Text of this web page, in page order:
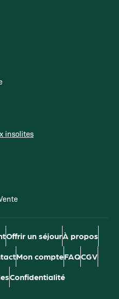
insolites
Offrir un séjourÀ propos
Mon compteFAQCGV
Confidentialité